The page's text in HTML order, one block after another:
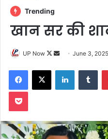
Trending
खान सर की
UP Now
Follow
Send
email
June 3, 2025
Facebook
X LinkedIn
Pocket